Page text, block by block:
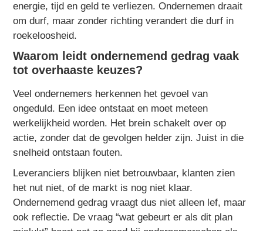
energie, tijd en geld te verliezen. Ondernemen draait
om durf, maar zonder richting verandert die durf in
roekeloosheid.
Waarom leidt ondernemend gedrag vaak
tot overhaaste keuzes?
Veel ondernemers herkennen het gevoel van
ongeduld. Een idee ontstaat en moet meteen
werkelijkheid worden. Het brein schakelt over op
actie, zonder dat de gevolgen helder zijn. Juist in die
snelheid ontstaan fouten.
Leveranciers blijken niet betrouwbaar, klanten zien
het nut niet, of de markt is nog niet klaar.
Ondernemend gedrag vraagt dus niet alleen lef, maar
ook reflectie. De vraag “wat gebeurt er als dit plan